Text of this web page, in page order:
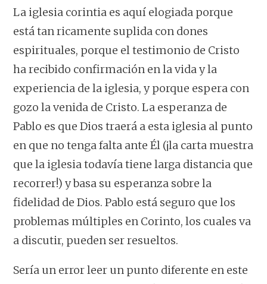
La iglesia corintia es aquí elogiada porque
está tan ricamente suplida con dones
espirituales, porque el testimonio de Cristo
ha recibido confirmación en la vida y la
experiencia de la iglesia, y porque espera con
gozo la venida de Cristo. La esperanza de
Pablo es que Dios traerá a esta iglesia al punto
en que no tenga falta ante Él (¡la carta muestra
que la iglesia todavía tiene larga distancia que
recorrer!) y basa su esperanza sobre la
fidelidad de Dios. Pablo está seguro que los
problemas múltiples en Corinto, los cuales va
a discutir, pueden ser resueltos.
Sería un error leer un punto diferente en este